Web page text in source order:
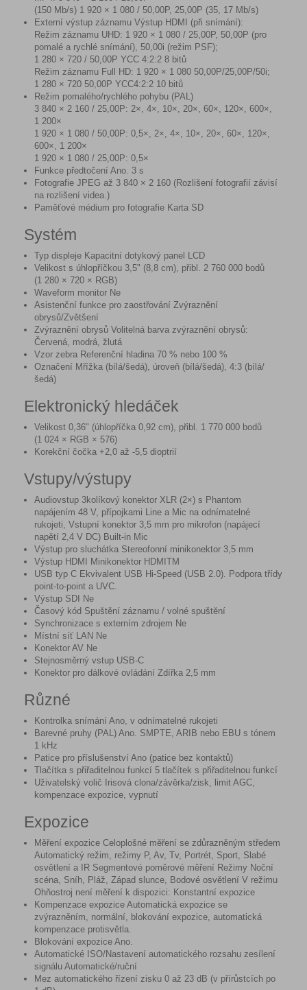
(150 Mb/s) 1 920 × 1 080 / 50,00P, 25,00P (35, 17 Mb/s)
Externí výstup záznamu Výstup HDMI (při snímání):
Režim záznamu UHD: 1 920 × 1 080 / 25,00P, 50,00P (pro
pomalé a rychlé snímání), 50,00i (režim PSF);
1 280 × 720 / 50,00P YCC 4:2:2 8 bitů
Režim záznamu Full HD: 1 920 × 1 080 50,00P/25,00P/50i;
1 280 × 720 50,00P YCC4:2:2 10 bitů
Režim pomalého/rychlého pohybu (PAL)
3 840 × 2 160 / 25,00P: 2×, 4×, 10×, 20×, 60×, 120×, 600×,
1 200×
1 920 × 1 080 / 50,00P: 0,5×, 2×, 4×, 10×, 20×, 60×, 120×,
600×, 1 200×
1 920 × 1 080 / 25,00P: 0,5×
Funkce předtočení Ano. 3 s
Fotografie JPEG až 3 840 × 2 160 (Rozlišení fotografií závisí
na rozlišení videa.)
Paměťové médium pro fotografie Karta SD
Systém
Typ displeje Kapacitní dotykový panel LCD
Velikost s úhlopříčkou 3,5" (8,8 cm), přibl. 2 760 000 bodů
(1 280 × 720 × RGB)
Waveform monitor Ne
Asistenční funkce pro zaostřování Zvýraznění
obrysů/Zvětšení
Zvýraznění obrysů Volitelná barva zvýraznění obrysů:
Červená, modrá, žlutá
Vzor zebra Referenční hladina 70 % nebo 100 %
Označení Mřížka (bílá/šedá), úroveň (bílá/šedá), 4:3 (bílá/
šedá)
Elektronický hledáček
Velikost 0,36" (úhlopříčka 0,92 cm), přibl. 1 770 000 bodů
(1 024 × RGB × 576)
Korekční čočka +2,0 až -5,5 dioptrií
Vstupy/výstupy
Audiovstup 3kolíkový konektor XLR (2×) s Phantom
napájením 48 V, přípojkami Line a Mic na odnímatelné
rukojeti, Vstupní konektor 3,5 mm pro mikrofon (napájecí
napětí 2,4 V DC) Built-in Mic
Výstup pro sluchátka Stereofonní minikonektor 3,5 mm
Výstup HDMI Minikonektor HDMI TM
USB typ C Ekvivalent USB Hi-Speed (USB 2.0). Podpora třídy
point-to-point a UVC.
Výstup SDI Ne
Časový kód Spuštění záznamu / volné spuštění
Synchronizace s externím zdrojem Ne
Místní síť LAN Ne
Konektor AV Ne
Stejnosměrný vstup USB-C
Konektor pro dálkové ovládání Zdířka 2,5 mm
Různé
Kontrolka snímání Ano, v odnímatelné rukojeti
Barevné pruhy (PAL) Ano. SMPTE, ARIB nebo EBU s tónem
1 kHz
Patice pro příslušenství Ano (patice bez kontaktů)
Tlačítka s přiřaditelnou funkcí 5 tlačítek s přiřaditelnou funkcí
Uživatelský volič Irisová clona/závěrka/zisk, limit AGC,
kompenzace expozice, vypnutí
Expozice
Měření expozice Celoplošné měření se zdůrazněným středem
Automatický režim, režimy P, Av, Tv, Portrét, Sport, Slabé
osvětlení a IR Segmentové poměrové měření Režimy Noční
scéna, Sníh, Pláž, Západ slunce, Bodové osvětlení V režimu
Ohňostroj není měření k dispozici: Konstantní expozice
Kompenzace expozice Automatická expozice se
zvýrazněním, normální, blokování expozice, automatická
kompenzace protisvětla.
Blokování expozice Ano.
Automatické ISO/Nastavení automatického rozsahu zesílení
signálu Automatické/ruční
Mez automatického řízení zisku 0 až 23 dB (v přírůstcích po